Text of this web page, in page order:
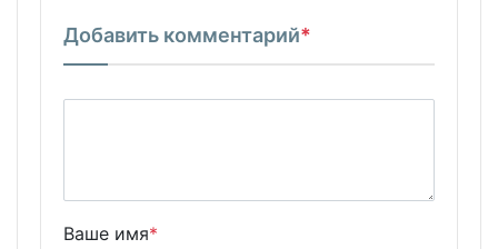
Добавить комментарий*
Ваше имя*